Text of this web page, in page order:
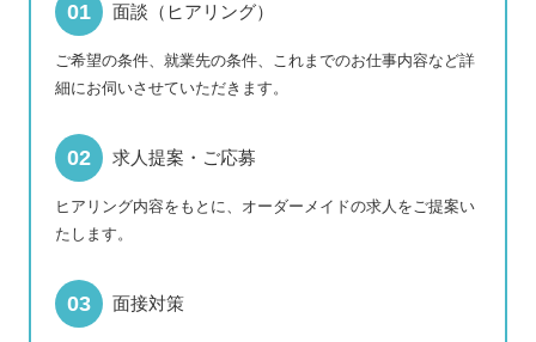
面談（ヒアリング）
ご希望の条件、就業先の条件、これまでのお仕事内容など詳
細にお伺いさせていただきます。
求人提案・ご応募
ヒアリング内容をもとに、オーダーメイドの求人をご提案い
たします。
面接対策